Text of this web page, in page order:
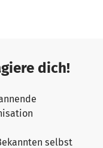
dich!
selbst